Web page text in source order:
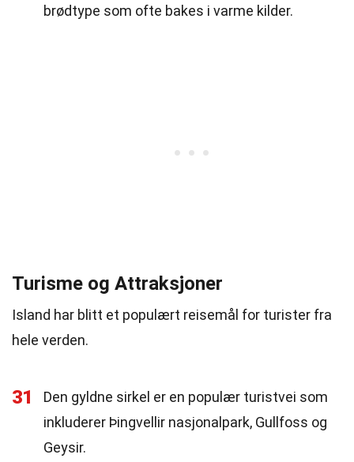
brødtype som ofte bakes i varme kilder.
Turisme og Attraksjoner
Island har blitt et populært reisemål for turister fra
hele verden.
31
Den gyldne sirkel er en populær turistvei som
inkluderer Þingvellir nasjonalpark, Gullfoss og
Geysir.